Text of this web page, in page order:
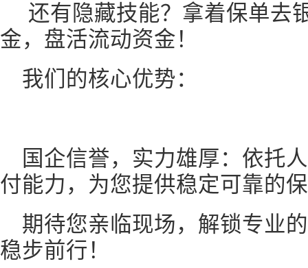
还有隐藏技能？拿着保单去
金，盘活流动资金！
我们的核心优势：
国企信誉，实力雄厚：依托
付能力，为您提供稳定可靠的
期待您亲临现场，解锁专业
稳步前行！